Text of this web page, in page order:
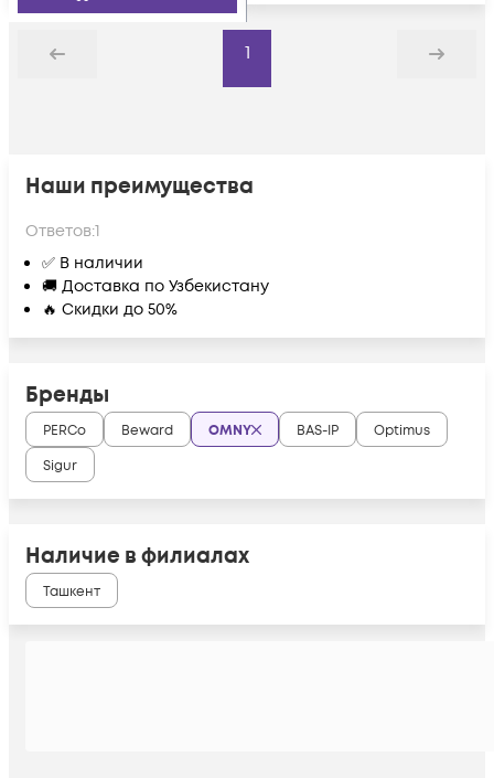
Назад
1
Дальше
Наши преимущества
Ответов:1
✅ В наличии
🚚 Доставка по Узбекистану
🔥 Скидки до 50%
Бренды
PERCo Beward OMNY BAS-IP
Optimus
Sigur
Наличие в филиалах
Ташкент